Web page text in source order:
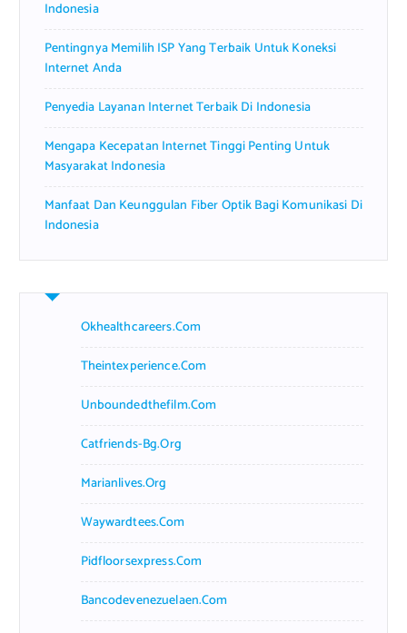
Indonesia
Pentingnya Memilih ISP Yang Terbaik Untuk Koneksi
Internet Anda
Penyedia Layanan Internet Terbaik Di Indonesia
Mengapa Kecepatan Internet Tinggi Penting Untuk
Masyarakat Indonesia
Manfaat Dan Keunggulan Fiber Optik Bagi Komunikasi Di
Indonesia
Okhealthcareers.com
Theintexperience.com
Unboundedthefilm.com
Catfriends-Bg.org
Marianlives.org
Waywardtees.com
Pidfloorsexpress.com
Bancodevenezuelaen.com